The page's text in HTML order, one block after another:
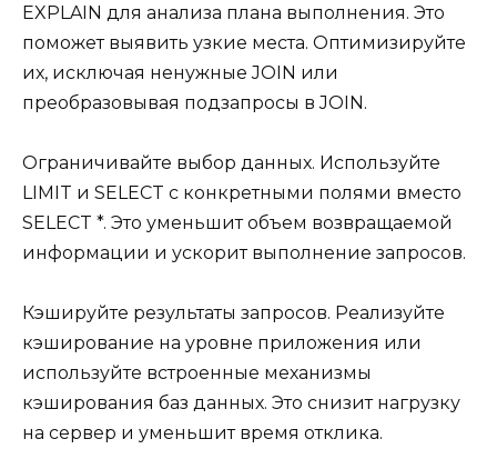
EXPLAIN для анализа плана выполнения. Это
поможет выявить узкие места. Оптимизируйте
их, исключая ненужные JOIN или
преобразовывая подзапросы в JOIN.
Ограничивайте выбор данных. Используйте
LIMIT и SELECT с конкретными полями вместо
SELECT *. Это уменьшит объем возвращаемой
информации и ускорит выполнение запросов.
Кэшируйте результаты запросов. Реализуйте
кэширование на уровне приложения или
используйте встроенные механизмы
кэширования баз данных. Это снизит нагрузку
на сервер и уменьшит время отклика.